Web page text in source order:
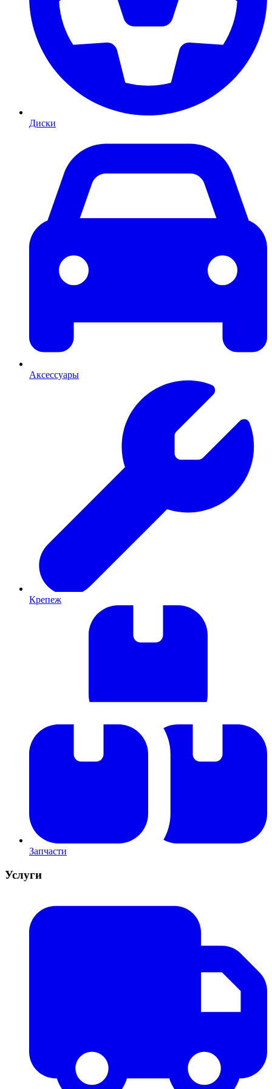
Диски
Аксессуары
Крепеж
Запчасти
Услуги